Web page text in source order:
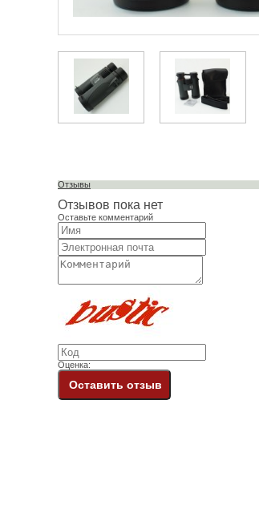
Отзывы
Отзывов пока нет
Оставьте комментарий
Оценка:
Оставить отзыв